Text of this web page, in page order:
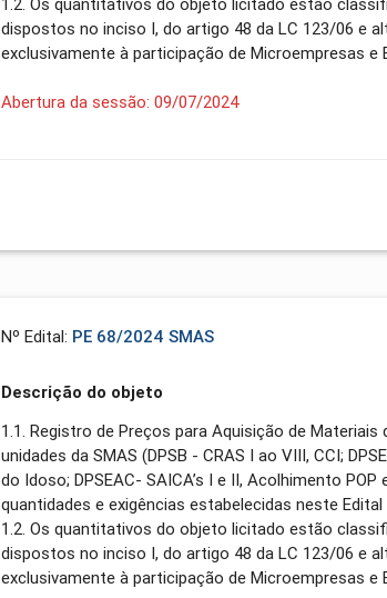
dispostos no inciso I, do artigo 48 da LC 123/06 e
exclusivamente à participação de Microempresas e
Abertura da sessão: 09/07/2024
Nº Edital: PE 68/2024 SMAS
Descrição do objeto
1.1. Registro de Preços para Aquisição de
unidades da SMAS (DPSB - CRAS I ao VIII, CCI;
do Idoso; DPSEAC- SAICA’s I e II, Acolhimento
quantidades e exigências estabelecidas neste Edital
1.2. Os quantitativos do objeto licitado estão
dispostos no inciso I, do artigo 48 da LC 123/06 e
exclusivamente à participação de Microempresas e